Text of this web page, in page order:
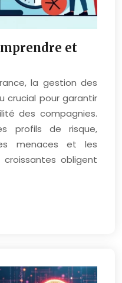
et
la gestion des
crucial pour garantir
des compagnies.
profils de risque,
menaces et les
croissantes obligent